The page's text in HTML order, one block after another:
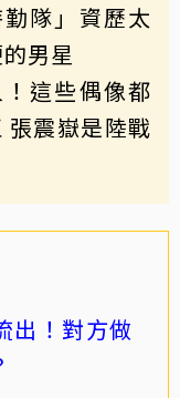
隊」資歷太
男星
這些偶像都
張震嶽是陸戰
出！對方做